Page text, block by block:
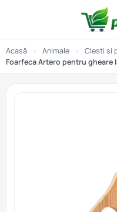
Acasă › Animale › Clesti si
Foarfeca Artero pentru gheare